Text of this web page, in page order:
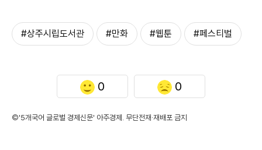
#상주시립도서관 #만화 #웹툰 #페스티벌
0 0
©'5개국어 글로벌 경제신문' 아주경제. 무단전재·재배포 금지